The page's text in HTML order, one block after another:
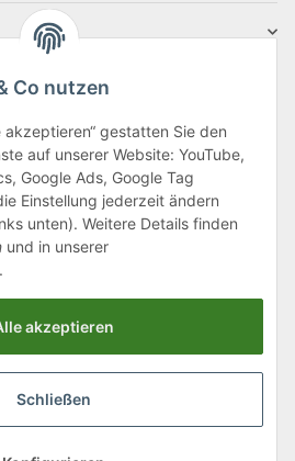
bis 16:30 Uhr
Co nutzen
akzeptieren“ gestatten Sie den
auf unserer Website: YouTube,
Google Ads, Google Tag
Einstellung jederzeit ändern
unten). Weitere Details finden
und in unserer
.
akzeptieren
Schließen